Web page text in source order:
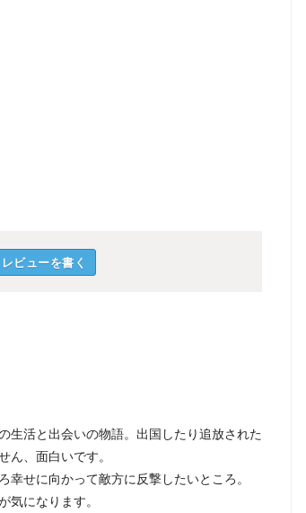
レビューを書く
生活と出会いの物語。出国したり追放された
ん、面白いです。
せに向かって敵方に反撃したいところ。
気になります。